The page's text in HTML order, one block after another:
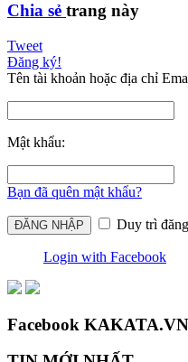
Chia sẻ trang này
Tweet
Đăng ký!
Tên tài khoản hoặc địa chỉ
Mật khẩu:
Bạn đã quên mật khẩu?
Duy trì
Login with Facebook
Facebook KAKATA.VN